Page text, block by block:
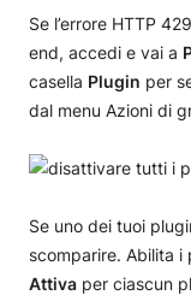
Se l’errore HTTP
end, accedi e vai a
casella Plugin per
dal menu Azioni di
Se uno dei tuoi
scomparire. Abilita i
Attiva per ciascun